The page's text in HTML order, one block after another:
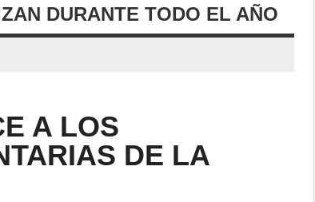
DURANTE TODO EL AÑO
A LOS
DE LA